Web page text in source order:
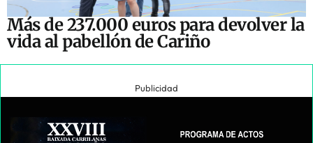
Más de 237.000 euros para devolver la
vida al pabellón de Cariño
Publicidad